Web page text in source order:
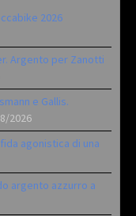
2026
Argento per Zanotti
e Gallis.
2026
agonistica di una
argento azzurro a